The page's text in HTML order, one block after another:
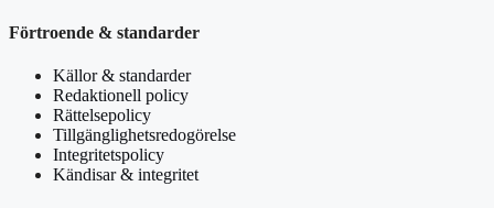
Förtroende & standarder
Källor & standarder
Redaktionell policy
Rättelsepolicy
Tillgänglighetsredogörelse
Integritetspolicy
Kändisar & integritet